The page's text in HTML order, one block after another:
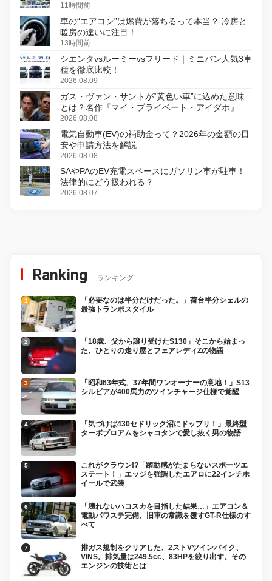
11時間前
車の“エアコン”は燃費が落ちるって本当？ 冷房と
暖房の違いに注目！
13時間前
シエンタvsルーミーvsフリード｜ミニバン人気3車
種を徹底比較！
2026.08.09
ガス・ヴァン・サントが“黄色い車”に込めた意味
とは？名作『マイ・プライベート・アイダホ』が
初のデジタルリマスター版で復活
2026.08.08
電気自動車(EV)の補助金って？2026年の金額の目
安や申請方法を解説
2026.08.08
SAやPAのEV充電スペースにガソリン車が駐車！
法律的にどう扱われる？
2026.08.07
Ranking ランキング
「必要なのは半分だけだった。」荷台半分シェルの
最強トランポスタイル
「18歳、父から譲り受けたS130」そこから始まっ
た、ひとりの走り屋とフェアレディZの物語
「昭和63年式、37年間ワンオーナーの意地！」S13
シルビアが400馬力のツインチャージ仕様で覚醒
「気づけば430セドリック沼にドップリ！」最終型
ターボブロアムをシャコタンで愛し抜く男の物語
これがクラウン!?「躍動感がたまらないスポーツエ
ステート！」エッジを強調したエアロに22インチホ
イールで武装
「壊れないハコスカを目指した結果…」エアコン＆
電動パワステ完備、旧車の常識を覆すGT-R仕様のす
べて
排ガス規制をクリアした、2ストVツインバイク、
VINS。排気量は249.5cc、83HPを絞り出す。その
エンジンの技術とは